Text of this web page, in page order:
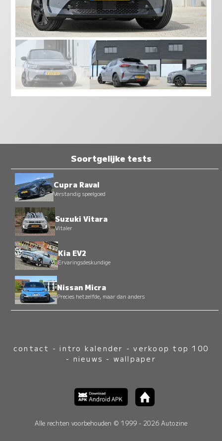
Soortgelijke tests
Cupra Raval
Verstandig speelgoed
Suzuki Vitara
Vitaler
Kia EV2
Ervaringsdeskundige
Nissan Micra
Precies hetzelfde, maar dan anders
contact -intro kalender -verkoop top 100
- nieuws - wallpaper
Alle rechten voorbehouden © 1999 - 2026 Autozine